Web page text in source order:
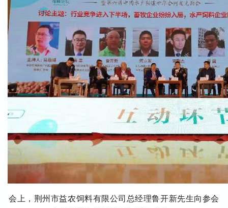
会上，荆州市益农饲料有限公司总经理鲁开新先生向参会